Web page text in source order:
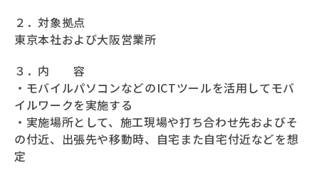
２．対象拠点
東京本社および大阪営業所
３．内 容
・モバイルパソコンなどのICTツールを活用してモバ
イルワークを実施する
・実施場所として、施工現場や打ち合わせ先およびそ
の付近、出張先や移動時、自宅また自宅付近などを想
定